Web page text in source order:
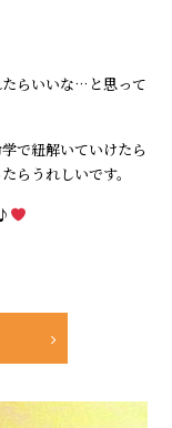
らいいな…と思って
で紐解いていけたら
らうれしいです。